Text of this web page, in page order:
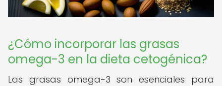
¿Cómo incorporar las grasas
omega-3 en la dieta cetogénica?
Las grasas omega-3 son esenciales para